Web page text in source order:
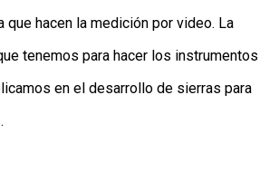
que hacen la medición por video. La
tenemos para hacer los instrumentos
en el desarrollo de sierras para